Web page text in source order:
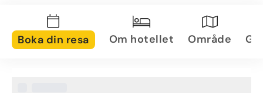
Om rummen
Rummen är traditionellt och enkelt inredda med
balkong eller terrass, många med utsikt över havet
Boka din resa Om hotellet Område